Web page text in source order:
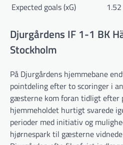
Expected goals (xG)
1.52
Djurgårdens IF 1-1 BK
Stockholm
På Djurgårdens hjemmebane
pointdeling efter to scoringer i
gæsterne kom foran tidligt efter
hjemmeholdet hurtigt svarede
perioder med initiativ og
hjørnespark til gæsterne